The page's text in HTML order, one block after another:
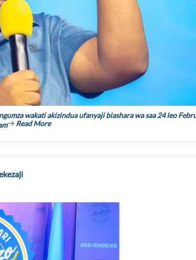
wakati akizindua ufanyaji biashara wa saa 24 leo
Read More